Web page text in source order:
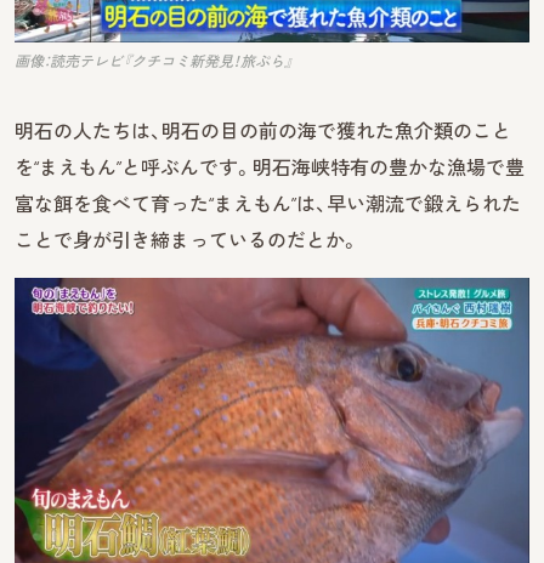
画像：読売テレビ『クチコミ新発見！旅ぷら』
明石の人たちは、明石の目の前の海で獲れた魚介類のこと
を“まえもん”と呼ぶんです。明石海峡特有の豊かな漁場で豊
富な餌を食べて育った“まえもん”は、早い潮流で鍛えられた
ことで身が引き締まっているのだとか。